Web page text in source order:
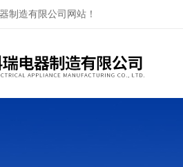
制造有限公司网站！